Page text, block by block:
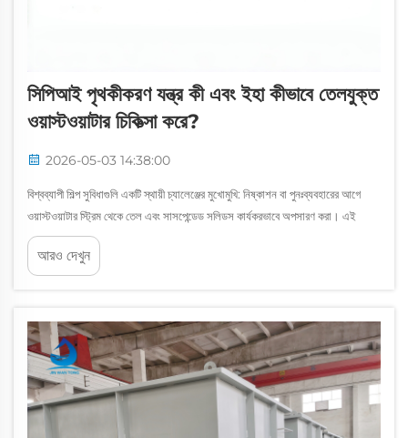
সিপিআই পৃথকীকরণ যন্ত্র কী এবং ইহা কীভাবে তেলযুক্ত
ওয়াস্টওয়াটার চিকিত্সা করে?
2026-05-03 14:38:00
বিশ্বব্যাপী শিল্প সুবিধাগুলি একটি স্থায়ী চ্যালেঞ্জের মুখোমুখি: নিষ্কাশন বা পুনঃব্যবহারের আগে
ওয়াস্টওয়াটার স্ট্রিম থেকে তেল এবং সাসপেন্ডেড সলিডস কার্যকরভাবে অপসারণ করা। এই
উদ্দেশ্যে সবচেয়ে প্রমাণিত এবং ব্যাপকভাবে গৃহীত প্রযুক্তিগুলির মধ্যে একটি হল করুগেটেড
প্লেট...
আরও দেখুন